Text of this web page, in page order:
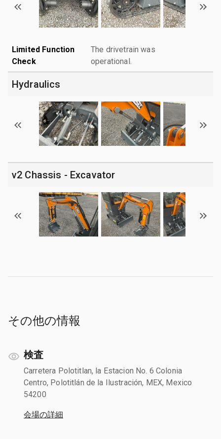
Limited Function
Check
The drivetrain was
operational.
Hydraulics
v2 Chassis - Excavator
その他の情報
検査
Carretera Polotitlan, la Estacion No. 6 Colonia
Centro, Polotitlán de la Ilustración, MEX, Mexico
54200
会場の詳細